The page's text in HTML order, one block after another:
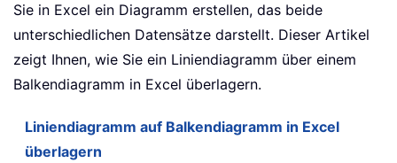
Sie in Excel ein Diagramm erstellen, das beide
unterschiedlichen Datensätze darstellt. Dieser Artikel
zeigt Ihnen, wie Sie ein Liniendiagramm über einem
Balkendiagramm in Excel überlagern.
Liniendiagramm auf Balkendiagramm in Excel
überlagern